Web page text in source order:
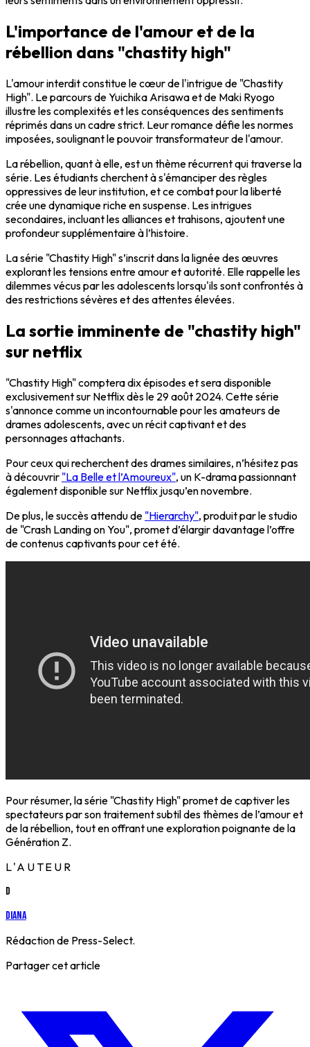
L'importance de l'amour et de la
rébellion dans "chastity high"
L'amour interdit constitue le cœur de l'intrigue de "Chastity
High". Le parcours de Yuichika Arisawa et de Maki Ryogo
illustre les complexités et les conséquences des sentiments
réprimés dans un cadre strict. Leur romance défie les normes
imposées, soulignant le pouvoir transformateur de l'amour.
La rébellion, quant à elle, est un thème récurrent qui traverse la
série. Les étudiants cherchent à s'émanciper des règles
oppressives de leur institution, et ce combat pour la liberté
crée une dynamique riche en suspense. Les intrigues
secondaires, incluant les alliances et trahisons, ajoutent une
profondeur supplémentaire à l’histoire.
La série "Chastity High" s’inscrit dans la lignée des œuvres
explorant les tensions entre amour et autorité. Elle rappelle les
dilemmes vécus par les adolescents lorsqu'ils sont confrontés à
des restrictions sévères et des attentes élevées.
La sortie imminente de "chastity high"
sur netflix
"Chastity High" comptera dix épisodes et sera disponible
exclusivement sur Netflix dès le 29 août 2024. Cette série
s'annonce comme un incontournable pour les amateurs de
drames adolescents, avec un récit captivant et des
personnages attachants.
Pour ceux qui recherchent des drames similaires, n’hésitez pas
à découvrir "La Belle et l’Amoureux", un K-drama passionnant
également disponible sur Netflix jusqu’en novembre.
De plus, le succès attendu de "Hierarchy", produit par le studio
de "Crash Landing on You", promet d’élargir davantage l’offre
de contenus captivants pour cet été.
Pour résumer, la série "Chastity High" promet de captiver les
spectateurs par son traitement subtil des thèmes de l’amour et
de la rébellion, tout en offrant une exploration poignante de la
Génération Z.
L'AUTEUR
D
Diana
Rédaction de Press-Select.
Partager cet article